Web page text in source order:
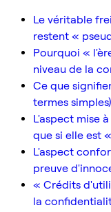
Le véritable
restent «
Pourquoi «
niveau de la
Ce que
termes simples)
L'aspect mise
que si elle est
L'aspect
preuve
« Crédits
la